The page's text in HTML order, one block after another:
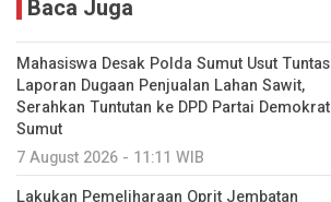
Baca Juga
Mahasiswa Desak Polda Sumut Usut Tuntas
Laporan Dugaan Penjualan Lahan Sawit,
Serahkan Tuntutan ke DPD Partai Demokrat
Sumut
7 August 2026 - 11:11 WIB
Lakukan Pemeliharaan Oprit Jembatan